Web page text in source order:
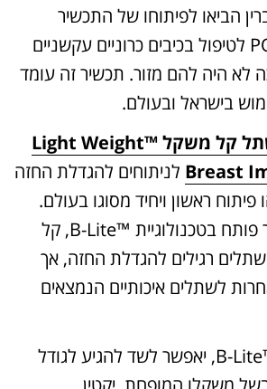
הביאו לפיתוחו של התכשיר
הרפואי POLYHEAL לטיפול בכיבים כרוניים עקשניים
לא היה להם מזור. תכשיר זה עומד
בישראל ובעולם.
שתל קל משקל ™Light Weight
Breast לניתוחים להגדלת החזה
פיתוח ראשון ויחיד מסוגו בעולם.
השתל החדש אשר פותח בטכנולוגיית ™B-Lite, קל
רגילים להגדלת החזה, אך
לשתלים איכותיים הנמצאים
שתל קל משקל, ™B-Lite, יאפשר לשד להגיע לגודל